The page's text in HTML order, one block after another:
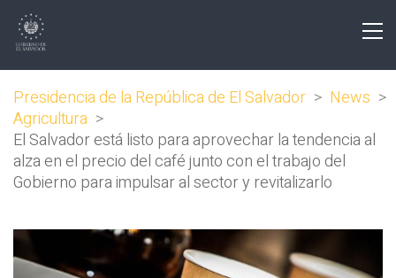
Presidencia de la República de El Salvador > News >
Agricultura >
El Salvador está listo para aprovechar la tendencia al
alza en el precio del café junto con el trabajo del
Gobierno para impulsar al sector y revitalizarlo